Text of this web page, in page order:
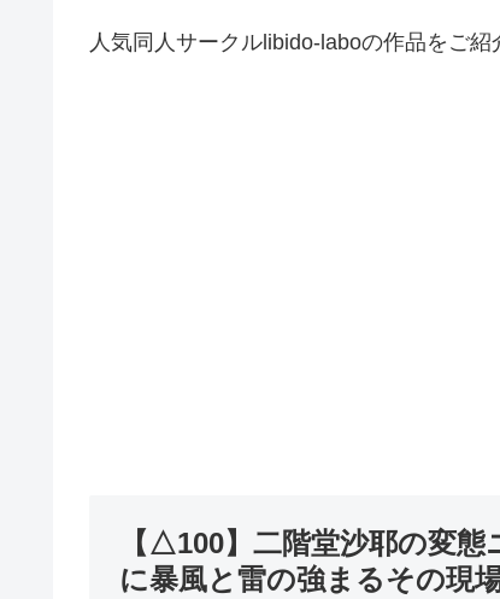
人気同人サークルlibido-laboの作品をご
【△100】二階堂沙耶の変
に暴風と雷の強まるその現